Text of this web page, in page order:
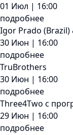
01 Июл | 16:00
подробнее
Igor Prado (Brazil)
30 Июн | 16:00
подробнее
TruBrothers
30 Июн | 16:00
подробнее
Three4Two с
29 Июн | 16:00
подробнее